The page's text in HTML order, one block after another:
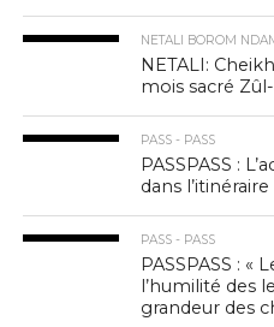
NETALI BOROM
NETALI:
mois sacré Zûl-
PASS - PASS
PASSPASS :
dans
PASS - PASS
PASSPASS : «
l’humilité des
grandeur des